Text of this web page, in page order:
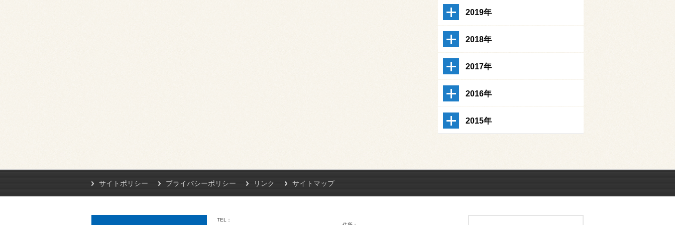
2019年
2018年
2017年
2016年
2015年
サイトポリシー プライバシーポリシー リンク サイトマップ
TEL